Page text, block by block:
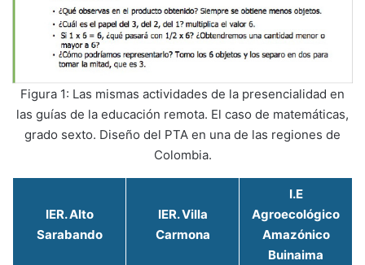
Figura 1: Las mismas actividades de la presencialidad en
las guías de la educación remota. El caso de matemáticas,
grado sexto. Diseño del PTA en una de las regiones de
Colombia.
IER. Alto
Sarabando
IER. Villa
Carmona
I.E
Agroecológico
Amazónico
Buinaima